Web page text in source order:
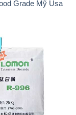
Grade Mỹ Usa